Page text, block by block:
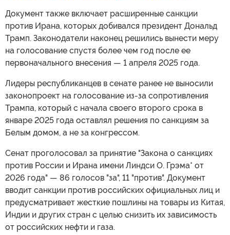
Документ также включает расширенные санкции
против Ирана, которых добивался президент Дональд
Трамп. Законодатели наконец решились вынести меру
на голосование спустя более чем год после ее
первоначального внесения — 1 апреля 2025 года.
Лидеры республиканцев в сенате ранее не выносили
законопроект на голосование из-за сопротивления
Трампа, который с начала своего второго срока в
январе 2025 года оставлял решения по санкциям за
Белым домом, а не за конгрессом.
Сенат проголосовал за принятие "Закона о санкциях
против России и Ирана имени Линдси О. Грэма* от
2026 года" — 86 голосов "за", 11 "против". Документ
вводит санкции против российских официальных лиц и
предусматривает жесткие пошлины на товары из Китая,
Индии и других стран с целью снизить их зависимость
от российских нефти и газа.